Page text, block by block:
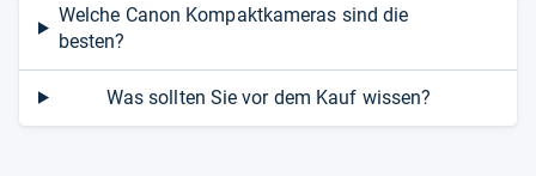
Welche Canon Kompaktkameras sind die
besten?
Was sollten Sie vor dem Kauf wissen?